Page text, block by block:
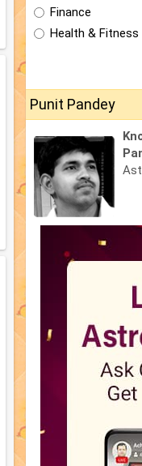
Finance
Health & Fitness
Punit Pandey